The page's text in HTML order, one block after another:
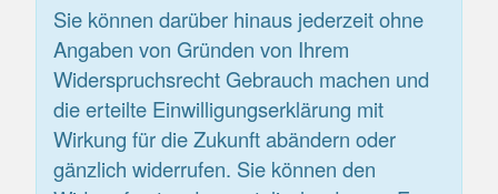
Sie können darüber hinaus jederzeit ohne
Angaben von Gründen von Ihrem
Widerspruchsrecht Gebrauch machen und
die erteilte Einwilligungserklärung mit
Wirkung für die Zukunft abändern oder
gänzlich widerrufen. Sie können den